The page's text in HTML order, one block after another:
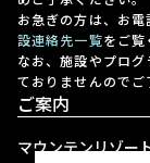
お急ぎの方は、お
設連絡先一覧をご覧
なお、施設やプロ
ておりませんのでご
ご案内
マウンテンリゾー